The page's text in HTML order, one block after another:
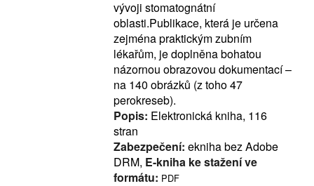
vývoji stomatognátní
oblasti.Publikace, která je určena
zejména praktickým zubním
lékařům, je doplněna bohatou
názornou obrazovou dokumentací –
na 140 obrázků (z toho 47
perokreseb).
Popis: Elektronická kniha, 116
stran
Zabezpečení: ekniha bez Adobe
DRM, E-kniha ke stažení ve
formátu: PDF